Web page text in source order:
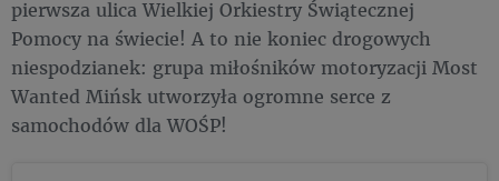
pierwsza ulica Wielkiej Orkiestry Świątecznej
Pomocy na świecie! A to nie koniec drogowych
niespodzianek: grupa miłośników motoryzacji Most
Wanted Mińsk utworzyła ogromne serce z
samochodów dla WOŚP!